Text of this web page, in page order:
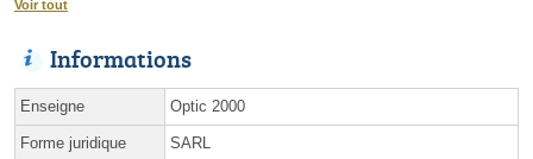
Voir tout
Informations
Enseigne Optic 2000
Forme juridique SARL